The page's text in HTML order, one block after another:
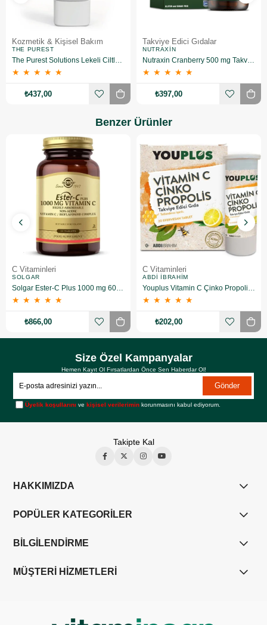
Kozmetik & Kişisel Bakım
THE PUREST
★ ★ ★ ★ ★
₺437,00
Takviye Edici Gıdalar
NUTRAXIN
★ ★ ★ ★ ★
₺397,00
Benzer Ürünler
C Vitaminleri
SOLGAR
★ ★ ★ ★ ★
₺866,00
C Vitaminleri
ABDI İBRAHIM
★ ★ ★ ★ ★
₺202,00
Size Özel Kampanyalar
Hemen Kayıt Ol Fırsatlardan Önce Sen Haberdar Ol!
Gönder
Üyelik koşullarını vekişisel verilerimin korunmasını kabul ediyorum.
Takipte Kal
HAKKIMIZDA
POPÜLER KATEGORİLER
BİLGİLENDİRME
MÜŞTERİ HİZMETLERİ